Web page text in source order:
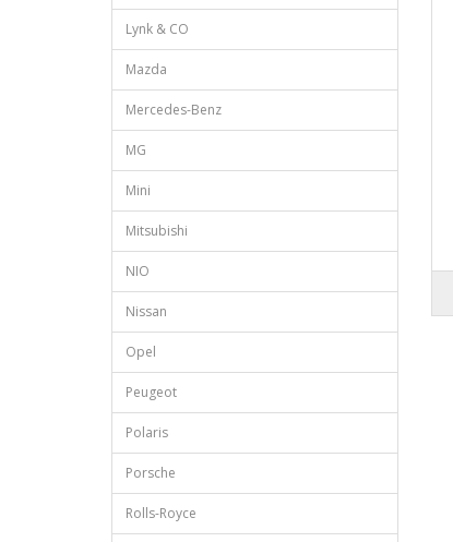
Lynk & CO
Mazda
Mercedes-Benz
MG
Mini
Mitsubishi
NIO
Nissan
Opel
Peugeot
Polaris
Porsche
Rolls-Royce